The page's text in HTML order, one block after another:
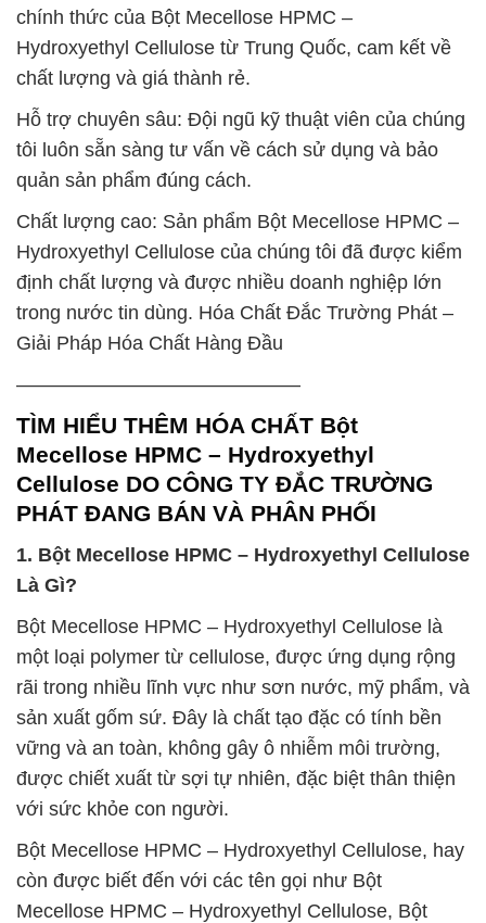
chính thức của Bột Mecellose HPMC –
Hydroxyethyl Cellulose từ Trung Quốc, cam kết về
chất lượng và giá thành rẻ.
Hỗ trợ chuyên sâu: Đội ngũ kỹ thuật viên của chúng
tôi luôn sẵn sàng tư vấn về cách sử dụng và bảo
quản sản phẩm đúng cách.
Chất lượng cao: Sản phẩm Bột Mecellose HPMC –
Hydroxyethyl Cellulose của chúng tôi đã được kiểm
định chất lượng và được nhiều doanh nghiệp lớn
trong nước tin dùng. Hóa Chất Đắc Trường Phát –
Giải Pháp Hóa Chất Hàng Đầu
——————————————–
TÌM HIỂU THÊM HÓA CHẤT Bột
Mecellose HPMC – Hydroxyethyl
Cellulose DO CÔNG TY ĐẮC TRƯỜNG
PHÁT ĐANG BÁN VÀ PHÂN PHỐI
1. Bột Mecellose HPMC – Hydroxyethyl Cellulose
Là Gì?
Bột Mecellose HPMC – Hydroxyethyl Cellulose là
một loại polymer từ cellulose, được ứng dụng rộng
rãi trong nhiều lĩnh vực như sơn nước, mỹ phẩm, và
sản xuất gốm sứ. Đây là chất tạo đặc có tính bền
vững và an toàn, không gây ô nhiễm môi trường,
được chiết xuất từ sợi tự nhiên, đặc biệt thân thiện
với sức khỏe con người.
Bột Mecellose HPMC – Hydroxyethyl Cellulose, hay
còn được biết đến với các tên gọi như Bột
Mecellose HPMC – Hydroxyethyl Cellulose, Bột